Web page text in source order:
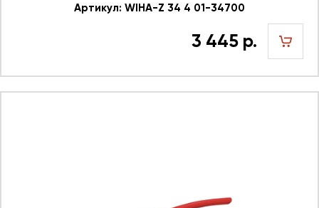
Артикул: WIHA-Z 34 4 01-34700
3 445 р.